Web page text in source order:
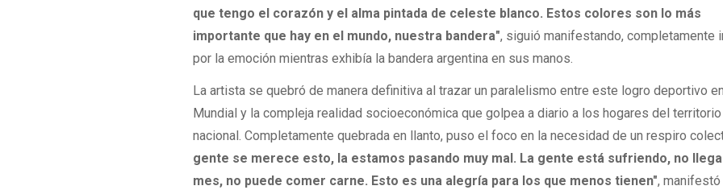
que tengo el corazón y el alma pintada de celeste blanco. Estos colores son lo más
importante que hay en el mundo, nuestra bandera", siguió manifestando, completamente
por la emoción mientras exhibía la bandera argentina en sus manos.
La artista se quebró de manera definitiva al trazar un paralelismo entre este logro deportivo
Mundial y la compleja realidad socioeconómica que golpea a diario a los hogares del territorio
nacional. Completamente quebrada en llanto, puso el foco en la necesidad de un respiro
gente se merece esto, la estamos pasando muy mal. La gente está sufriendo, no
mes, no puede comer carne. Esto es una alegría para los que menos tienen", manifestó